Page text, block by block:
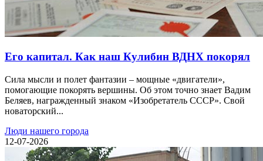
Его капитал. Как наш Кулибин ВДНХ покорял
Сила мысли и полет фантазии – мощные «двигатели»,
помогающие покорять вершины. Об этом точно знает Вадим
Беляев, награжденный знаком «Изобретатель СССР». Свой
новаторский...
Люди нашего города
12-07-2026